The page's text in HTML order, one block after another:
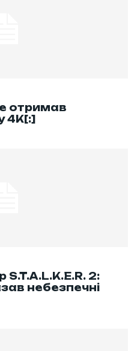
отримав
4K[:]
2:
небезпечні